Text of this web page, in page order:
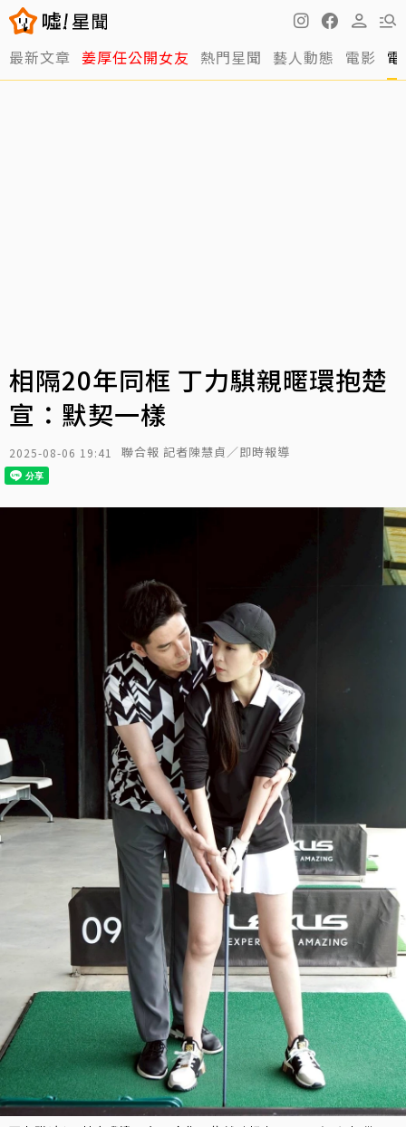
最新文章 姜厚任公開女友 熱門星聞 藝人動態 電影
相隔20年同框 丁力騏親暱環抱楚
宣：默契一樣
2025-08-06 19:41 聯合報 記者陳慧貞／即時報導